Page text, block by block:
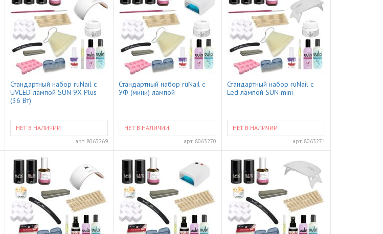
Стандартный набор ruNail с
UVLED лампой SUN 9X Plus
(36 Вт)
НЕТ В НАЛИЧИИ
арт. 8063269
Стандартный набор ruNail с
УФ (мини) лампой
НЕТ В НАЛИЧИИ
арт. 8063270
Стандартный набор ruNail с
Led лампой SUN mini
НЕТ В НАЛИЧИИ
арт. 8063271